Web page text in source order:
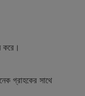
করে।
গ্রাহকের সাথে